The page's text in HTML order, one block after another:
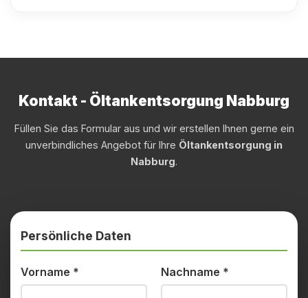
Kontakt - Öltankentsorgung Nabburg
Füllen Sie das Formular aus und wir erstellen Ihnen gerne ein
unverbindliches Angebot für Ihre Öltankentsorgung in
Nabburg.
Persönliche Daten
Vorname * Nachname *